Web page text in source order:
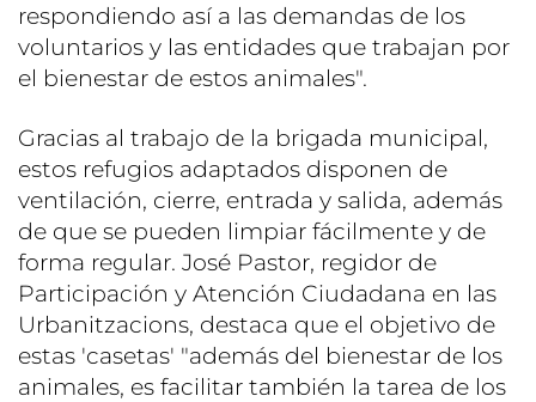
respondiendo así a las demandas de los
voluntarios y las entidades que trabajan por
el bienestar de estos animales".
Gracias al trabajo de la brigada municipal,
estos refugios adaptados disponen de
ventilación, cierre, entrada y salida, además
de que se pueden limpiar fácilmente y de
forma regular. José Pastor, regidor de
Participación y Atención Ciudadana en las
Urbanitzacions, destaca que el objetivo de
estas 'casetas' "además del bienestar de los
animales, es facilitar también la tarea de los